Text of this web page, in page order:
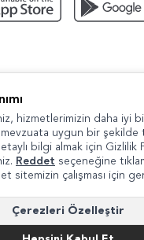
Copyright © 2022 Güven Sanat
hizmetlerimizin daha iyi
mevzuata uygun bir şekilde
bilgi almak için Gizlilik
Reddet seçeneğine
sitemizin çalışması için
Çerezleri Özelleştir